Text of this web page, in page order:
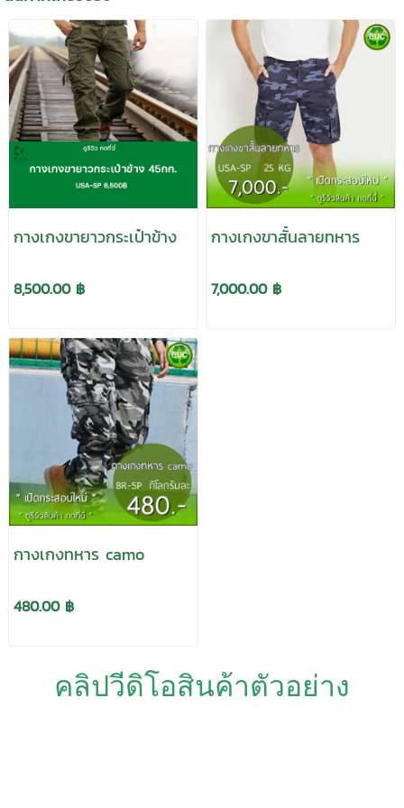
กางเกงขายาวกระเป๋าข้าง
8,500.00 ฿
กางเกงขาสั้นลายทหาร
7,000.00 ฿
กางเกงทหาร camo
480.00 ฿
คลิปวีดิโอสินค้าตัวอย่าง